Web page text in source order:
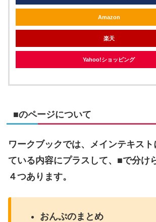
Amazon
楽天
Yahoo!ショッピング
■のページについて
ワークブックでは、メインテキス
ている内容にプラスして、■で分け
４つあります。
おんぷのまとめ